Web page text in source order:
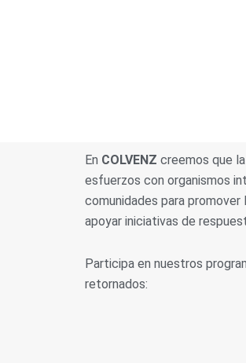
En COLVENZ creemos que
esfuerzos con organismos
comunidades para
apoyar iniciativas de
Participa en nuestros
retornados: